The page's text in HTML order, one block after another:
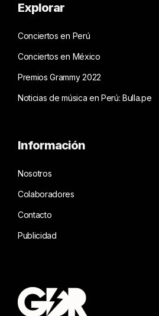
Explorar
Conciertos en Perú
Conciertos en México
Premios Grammy 2022
Noticias de música en Perú: Bulla.pe
Información
Nosotros
Colaboradores
Contacto
Publicidad